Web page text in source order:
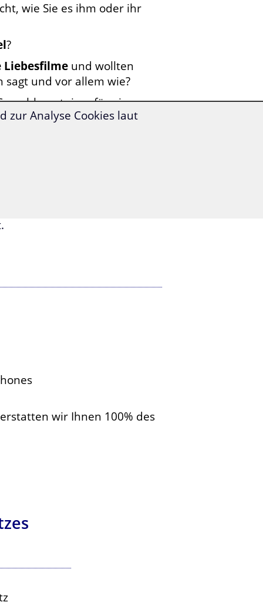
wie Sie es ihm oder ihr
?
Liebesfilme und wollten
und vor allem wie?
für eine
die Kollegin, die Sie
wir Ihnen 100% des
zur Analyse Cookies laut